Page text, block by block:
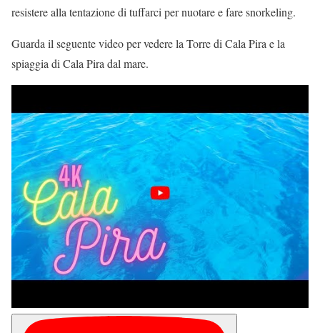
resistere alla tentazione di tuffarci per nuotare e fare snorkeling.
Guarda il seguente video per vedere la Torre di Cala Pira e la
spiaggia di Cala Pira dal mare.